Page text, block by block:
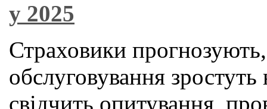
у 2025
Страховики
обслуговування
свідчить опитування,